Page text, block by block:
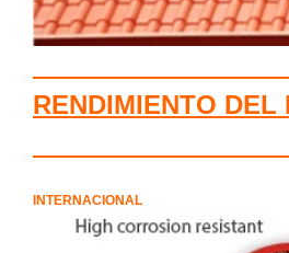
RENDIMIENTO DEL
INTERNACIONAL